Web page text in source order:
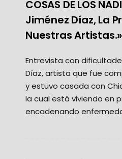
COSAS DE LOS
Jiménez Díaz, La
Nuestras Artistas.»
Entrevista con
Díaz, artista que fue
y estuvo casada con
la cual está viviendo en
encadenando